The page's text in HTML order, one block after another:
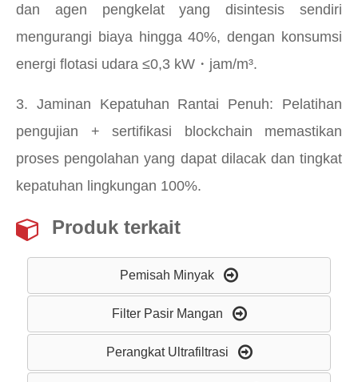
dan agen pengkelat yang disintesis sendiri
mengurangi biaya hingga 40%, dengan konsumsi
energi flotasi udara ≤0,3 kW・jam/m³.
3. Jaminan Kepatuhan Rantai Penuh: Pelatihan
pengujian + sertifikasi blockchain memastikan
proses pengolahan yang dapat dilacak dan tingkat
kepatuhan lingkungan 100%.
Produk terkait
Pemisah Minyak
Filter Pasir Mangan
Perangkat Ultrafiltrasi